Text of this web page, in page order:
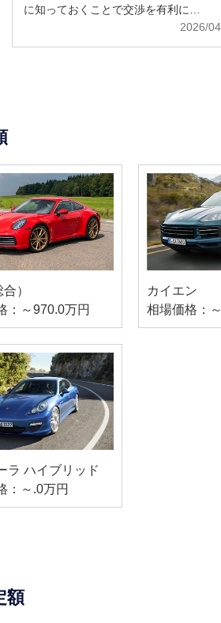
に知っておくことで交渉を有利に…
2026/
）
：～970.0万円
カイエン
相場価格：
ラ ハイブリッド
：～.0万円
額